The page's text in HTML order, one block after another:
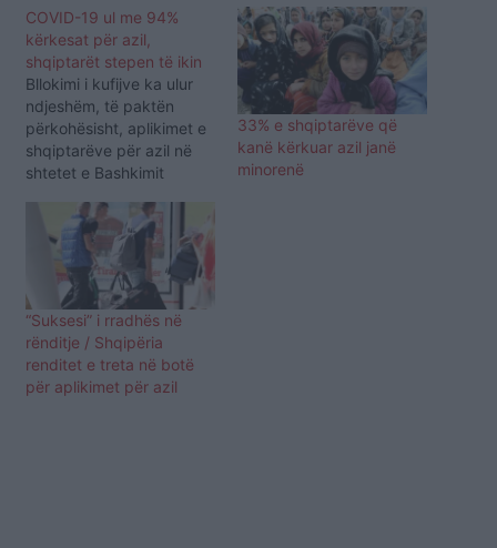
COVID-19 ul me 94%
kërkesat për azil,
shqiptarët stepen të ikin
Bllokimi i kufijve ka ulur
ndjeshëm, të paktën
përkohësisht, aplikimet e
shqiptarëve për azil në
shtetet e Bashkimit
statistikave të Zyrës
Europiane të Mbështetjes
së Azilit (EASO), gjatë
muajit maj kanë aplikuar
për azil gjithsej 90
shtetas nga Shqipëria, 24
prej të cilëve ishin
riaplikime. Në krahasim
me…
33% e shqiptarëve që
kanë kërkuar azil janë
minorenë
“Suksesi” i rradhës në
rënditje / Shqipëria
renditet e treta në botë
për aplikimet për azil